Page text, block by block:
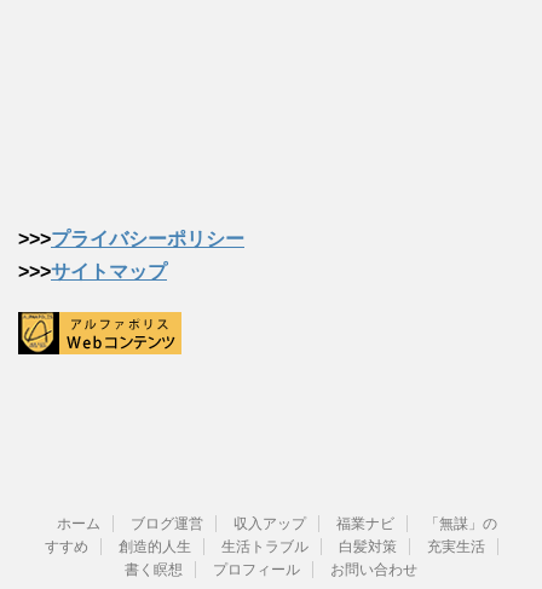
>>>プライバシーポリシー
>>>サイトマップ
ホーム ブログ運営 収入アップ 福業ナビ
「無謀」の
すすめ
創造的人生 生活トラブル 白髪対策
充実生活
書く瞑想
プロフィール お問い合わせ